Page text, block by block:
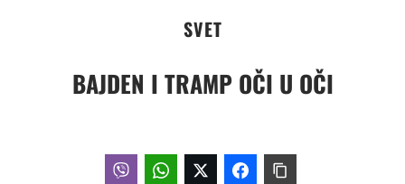
SVET
BAJDEN I TRAMP OČI U OČI